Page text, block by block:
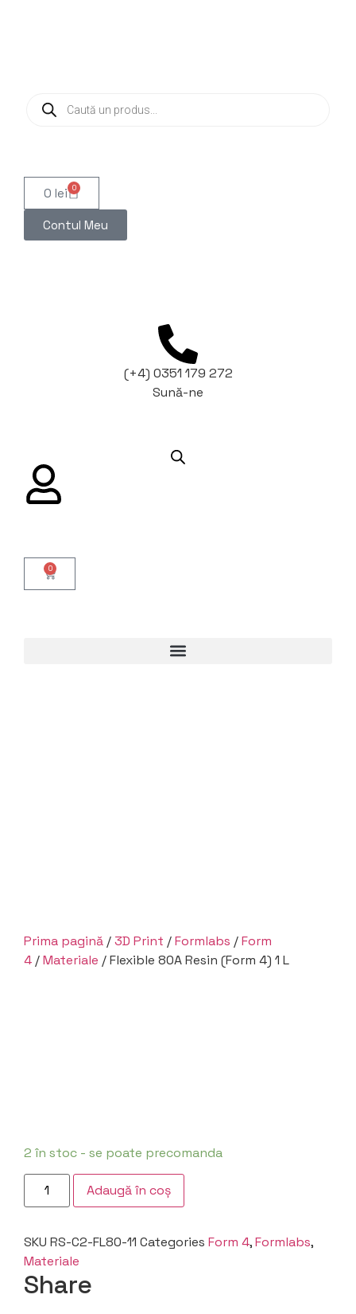
0 lei 0
Contul Meu
(+4) 0351 179 272
Sună-ne
0
Prima pagină /3D Print /Formlabs /Form
4 /Materiale / Flexible 80A Resin (Form 4) 1 L
2 în stoc - se poate precomanda
Adaugă în coș
SKU RS-C2-FL80-11 Categories Form 4,Formlabs,
Materiale
Share